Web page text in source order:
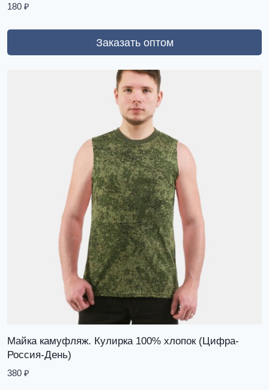
180 ₽
Заказать оптом
Майка камуфляж. Кулирка 100% хлопок (Цифра-
Россия-День)
380 ₽